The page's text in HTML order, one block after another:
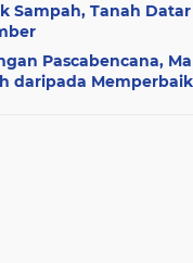
Sampah, Tanah
Pascabencana,
daripada